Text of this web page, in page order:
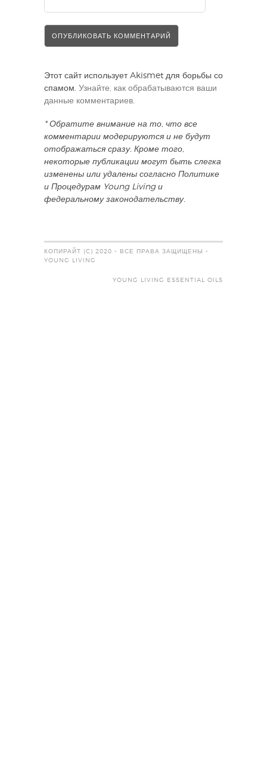
Этот сайт использует Akismet для борьбы со
спамом. Узнайте, как обрабатываются ваши
данные комментариев
* Обратите внимание на то, что все
комментарии модерируются и не будут
отображаться сразу. Кроме того,
некоторые публикации могут быть слегка
изменены или удалены согласно Политике
и Процедурам Young Living и
федеральному законодательству.
КОПИРАЙТ (C) 2020 - ВСЕ ПРАВА ЗАЩИЩЕНЫ -
YOUNG LIVING
YOUNG LIVING ESSENTIAL OILS